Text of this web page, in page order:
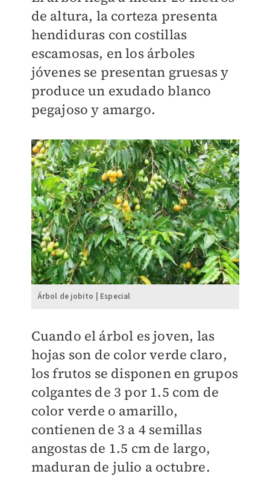
de altura, la corteza presenta
hendiduras con costillas
escamosas, en los árboles
jóvenes se presentan gruesas y
produce un exudado blanco
pegajoso y amargo.
Árbol de jobito | Especial
Cuando el árbol es joven, las
hojas son de color verde claro,
los frutos se disponen en grupos
colgantes de 3 por 1.5 com de
color verde o amarillo,
contienen de 3 a 4 semillas
angostas de 1.5 cm de largo,
maduran de julio a octubre.